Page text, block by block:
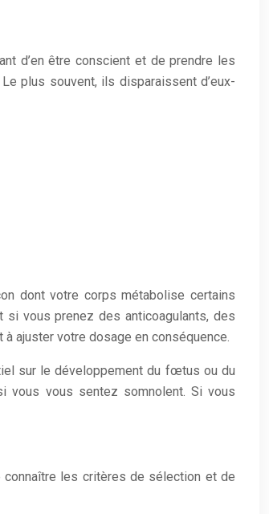
d’en être conscient et de prendre les
plus souvent, ils disparaissent d’eux-
dont votre corps métabolise certains
si vous prenez des anticoagulants, des
ajuster votre dosage en conséquence.
sur le développement du fœtus ou du
vous vous sentez somnolent. Si vous
les critères de sélection et de